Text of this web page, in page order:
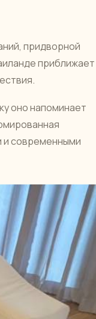
придворной
приближает
оно напоминает
и современными